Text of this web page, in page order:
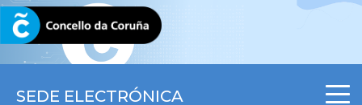
SEDE ELECTRÓNICA
CORUNA.GAL